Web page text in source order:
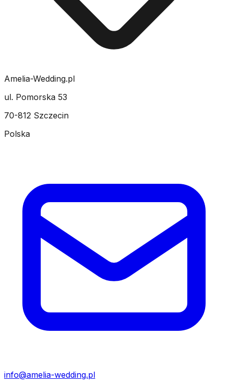
Amelia-Wedding.pl
ul. Pomorska 53
70-812 Szczecin
Polska
info@amelia-wedding.pl